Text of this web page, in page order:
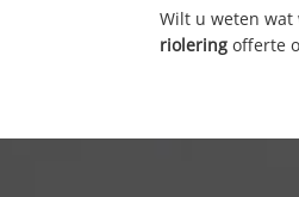
Wilt u weten
riolering offerte